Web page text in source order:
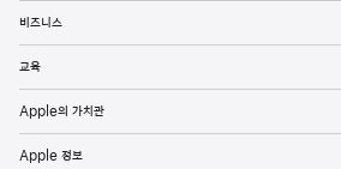
비즈니스
교육
Apple의 가치관
Apple 정보